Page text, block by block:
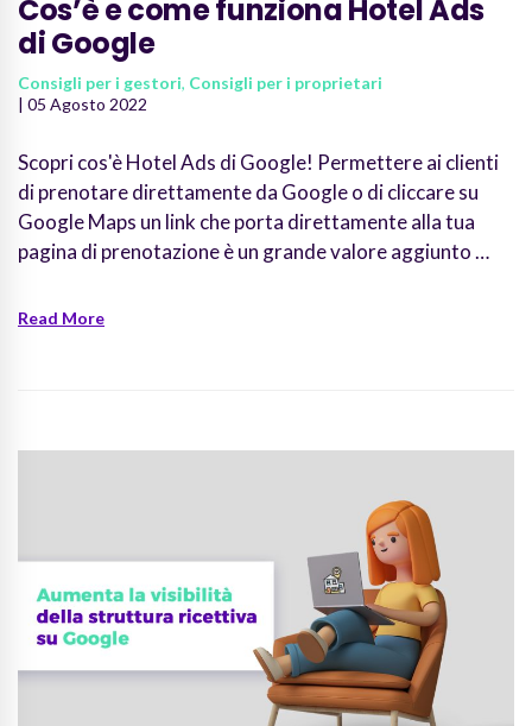
Cos’è e come funziona Hotel Ads
di Google
Consigli per i gestori, Consigli per i proprietari
| 05 Agosto 2022
Scopri cos'è Hotel Ads di Google! Permettere ai clienti
di prenotare direttamente da Google o di cliccare su
Google Maps un link che porta direttamente alla tua
pagina di prenotazione è un grande valore aggiunto …
Read More